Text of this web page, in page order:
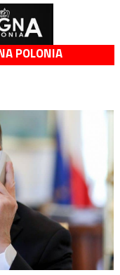
POLONIA